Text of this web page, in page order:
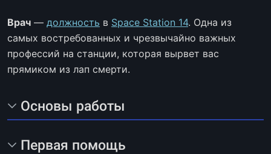
Врач — должность в Space Station 14. Одна из
самых востребованных и чрезвычайно важных
профессий на станции, которая вырвет вас
прямиком из лап смерти.
Основы работы
Первая помощь